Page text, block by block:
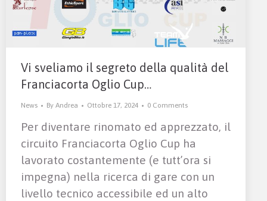
Vi sveliamo il segreto della qualità del
Franciacorta Oglio Cup…
News By Andrea Ottobre 17, 2024 0 Comments
Per diventare rinomato ed apprezzato, il
circuito Franciacorta Oglio Cup ha
lavorato costantemente (e tutt’ora si
impegna) nella ricerca di gare con un
livello tecnico accessibile ed un alto